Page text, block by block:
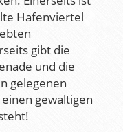
Hafenviertel
gibt die
und die
gelegenen
gewaltigen